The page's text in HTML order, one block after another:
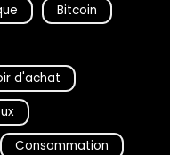
Bitcoin
d'achat
Consommation